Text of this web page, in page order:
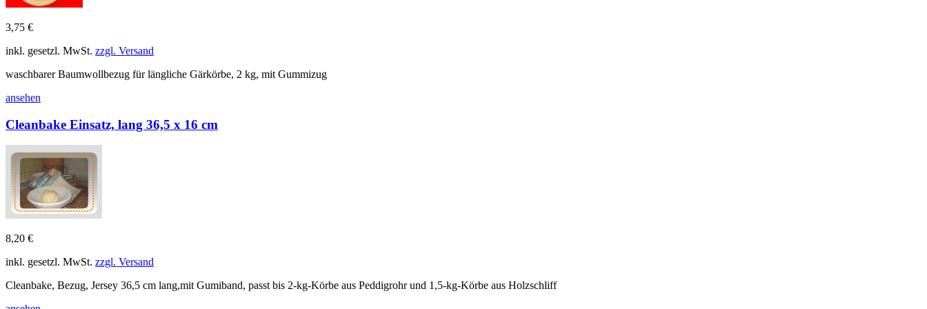
3,75 €
inkl. gesetzl. MwSt. zzgl. Versand
waschbarer Baumwollbezug für längliche Gärkörbe, 2 kg, mit Gummizug
ansehen
Cleanbake Einsatz, lang 36,5 x 16 cm
8,20 €
inkl. gesetzl. MwSt. zzgl. Versand
Cleanbake, Bezug, Jersey 36,5 cm lang,mit Gumiband, passt bis 2-kg-Körbe aus Peddigrohr und 1,5-kg-Körbe aus Holzschliff